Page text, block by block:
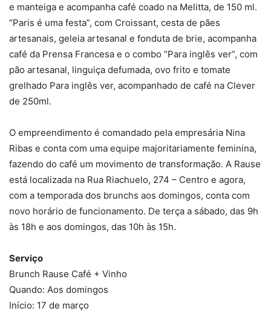
e manteiga e acompanha café coado na Melitta, de 150 ml.
“Paris é uma festa”, com Croissant, cesta de pães
artesanais, geleia artesanal e fonduta de brie, acompanha
café da Prensa Francesa e o combo “Para inglês ver”, com
pão artesanal, linguiça defumada, ovo frito e tomate
grelhado Para inglês ver, acompanhado de café na Clever
de 250ml.
O empreendimento é comandado pela empresária Nina
Ribas e conta com uma equipe majoritariamente feminina,
fazendo do café um movimento de transformação. A Rause
está localizada na Rua Riachuelo, 274 – Centro e agora,
com a temporada dos brunchs aos domingos, conta com
novo horário de funcionamento. De terça a sábado, das 9h
às 18h e aos domingos, das 10h às 15h.
Serviço
Brunch Rause Café + Vinho
Quando: Aos domingos
Início: 17 de março